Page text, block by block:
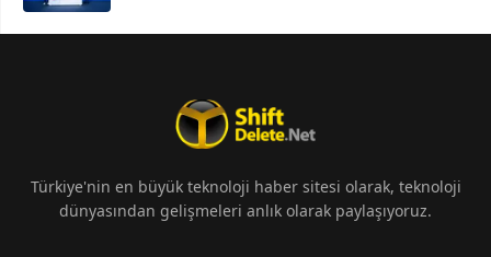
Türkiye'nin en büyük teknoloji haber sitesi olarak, teknoloji
dünyasından gelişmeleri anlık olarak paylaşıyoruz.